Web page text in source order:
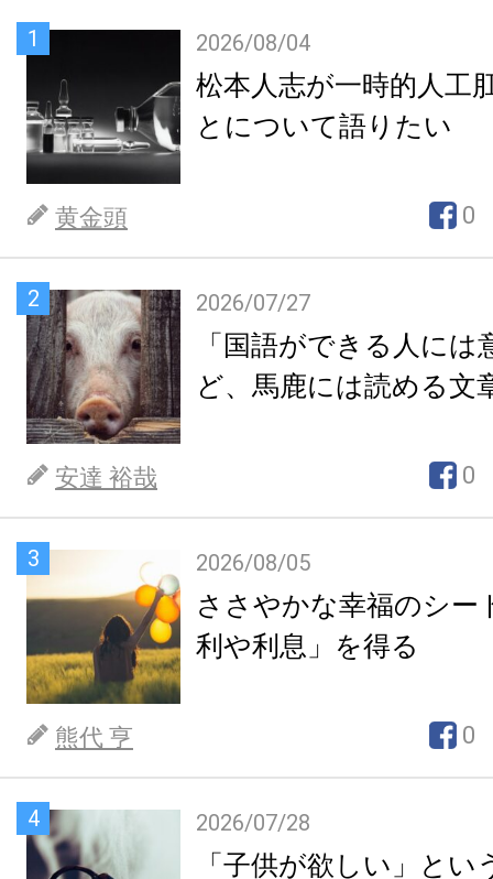
1 2026/08/04
松本人志が一時的人工
とについて語りたい
黄金頭 0
2 2026/07/27
「国語ができる人には
ど、馬鹿には読める文
安達 裕哉 0
3 2026/08/05
ささやかな幸福のシー
利や利息」を得る
熊代 亨 0
4 2026/07/28
「子供が欲しい」とい